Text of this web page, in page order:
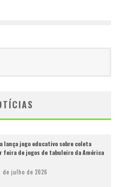
lança jogo educativo sobre coleta
feira de jogos de tabuleiro da América
de julho de 2026